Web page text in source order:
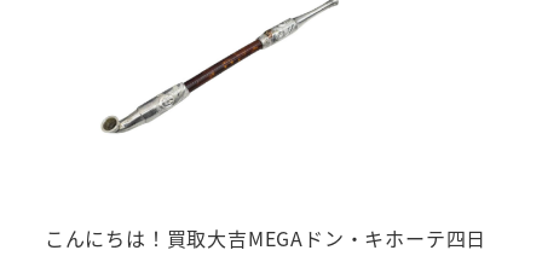
こんにちは！買取大吉MEGAドン・キホーテ四日